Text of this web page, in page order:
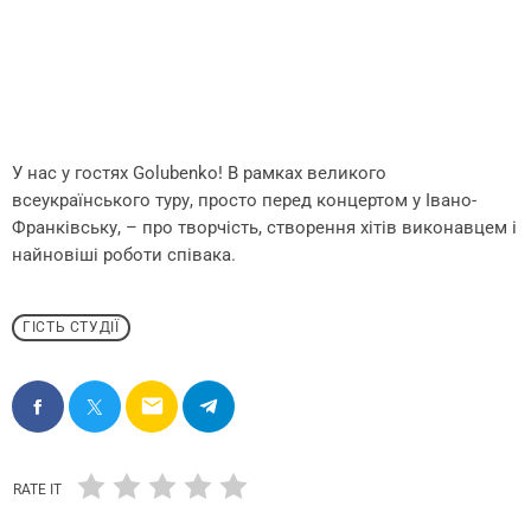
У нас у гостях Golubenko! В рамках великого
всеукраїнського туру, просто перед концертом у Івано-
Франківську, – про творчість, створення хітів виконавцем і
найновіші роботи співака.
ГІСТЬ СТУДІЇ
email
RATE IT